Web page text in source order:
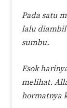
Pada satu
lalu
sumbu.
Esok
melihat.
hormatnya